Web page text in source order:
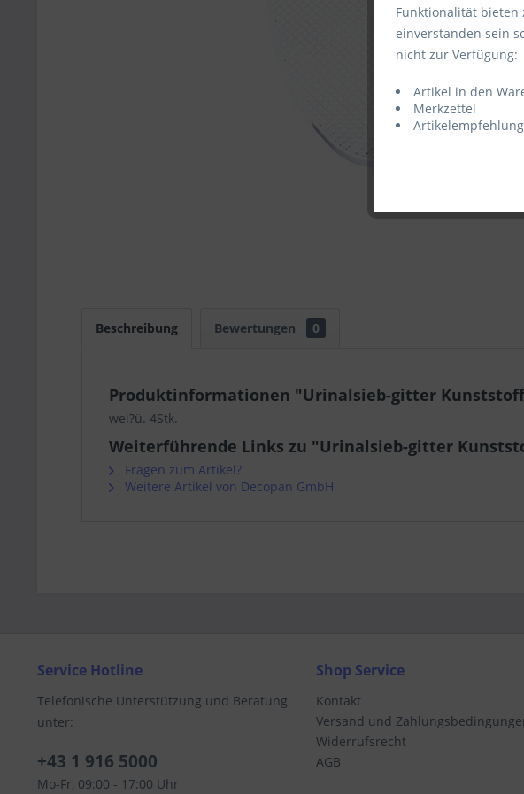
Beschreibung Bewertungen 0
Produktinformationen "Urinalsieb-gitter
wei?ü. 4Stk.
Weiterführende Links zu "Urinalsieb-gitter
Fragen zum Artikel?
Weitere Artikel von Decopan GmbH
Service Hotline
Telefonische Unterstützung und Beratung
unter:
+43 1 916 5000
Mo-Fr, 09:00 - 17:00 Uhr
Shop Service
Kontakt
Versand und
Widerrufsrecht
AGB
Funktionalität bieten
einverstanden sein
nicht zur Verfügung:
Artikel in den
Merkzettel